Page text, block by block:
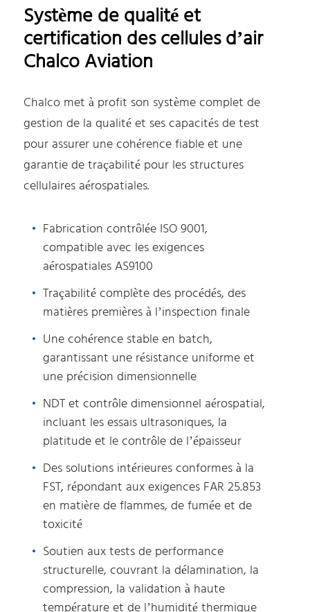
Système de qualité et
certification des cellules d’air
Chalco Aviation
Chalco met à profit son système complet de
gestion de la qualité et ses capacités de test
pour assurer une cohérence fiable et une
garantie de traçabilité pour les structures
cellulaires aérospatiales.
Fabrication contrôlée ISO 9001,
compatible avec les exigences
aérospatiales AS9100
Traçabilité complète des procédés, des
matières premières à l’inspection finale
Une cohérence stable en batch,
garantissant une résistance uniforme et
une précision dimensionnelle
NDT et contrôle dimensionnel aérospatial,
incluant les essais ultrasoniques, la
platitude et le contrôle de l’épaisseur
Des solutions intérieures conformes à la
FST, répondant aux exigences FAR 25.853
en matière de flammes, de fumée et de
toxicité
Soutien aux tests de performance
structurelle, couvrant la délamination, la
compression, la validation à haute